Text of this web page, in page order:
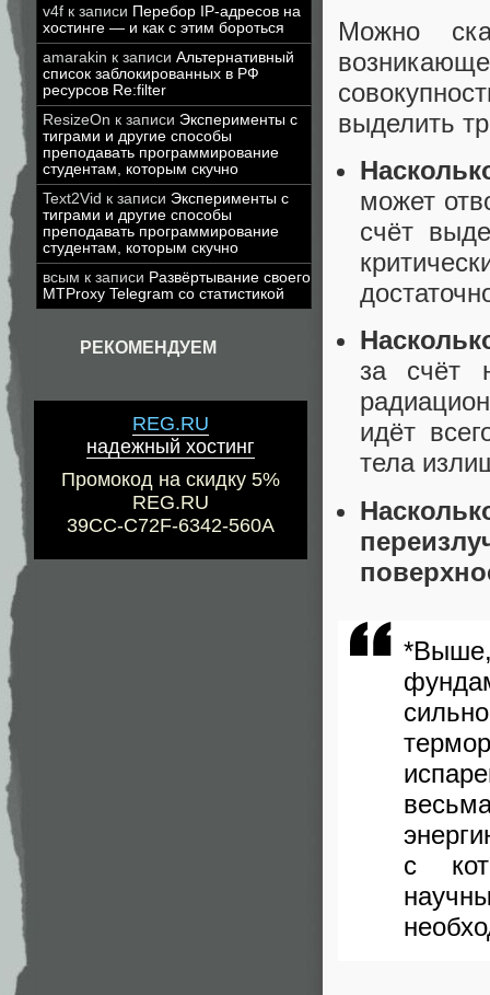
v4f к записи Перебор IP-адресов на
хостинге — и как с этим бороться
amarakin к записи Альтернативный
список заблокированных в РФ
ресурсов Re:filter
ResizeOn к записи Эксперименты с
тиграми и другие способы
преподавать программирование
студентам, которым скучно
Text2Vid к записи Эксперименты с
тиграми и другие способы
преподавать программирование
студентам, которым скучно
всым к записи Развёртывание своего
MTProxy Telegram со статистикой
РЕКОМЕНДУЕМ
REG.RU
надежный хостинг
Промокод на скидку 5%
REG.RU
39CC-C72F-6342-560A
Можно
выделить
может
счёт
за счёт
идёт
тела
с